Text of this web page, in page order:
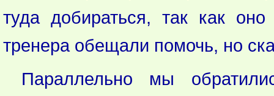
туда добираться, так как
тренера обещали помочь, но
Параллельно мы